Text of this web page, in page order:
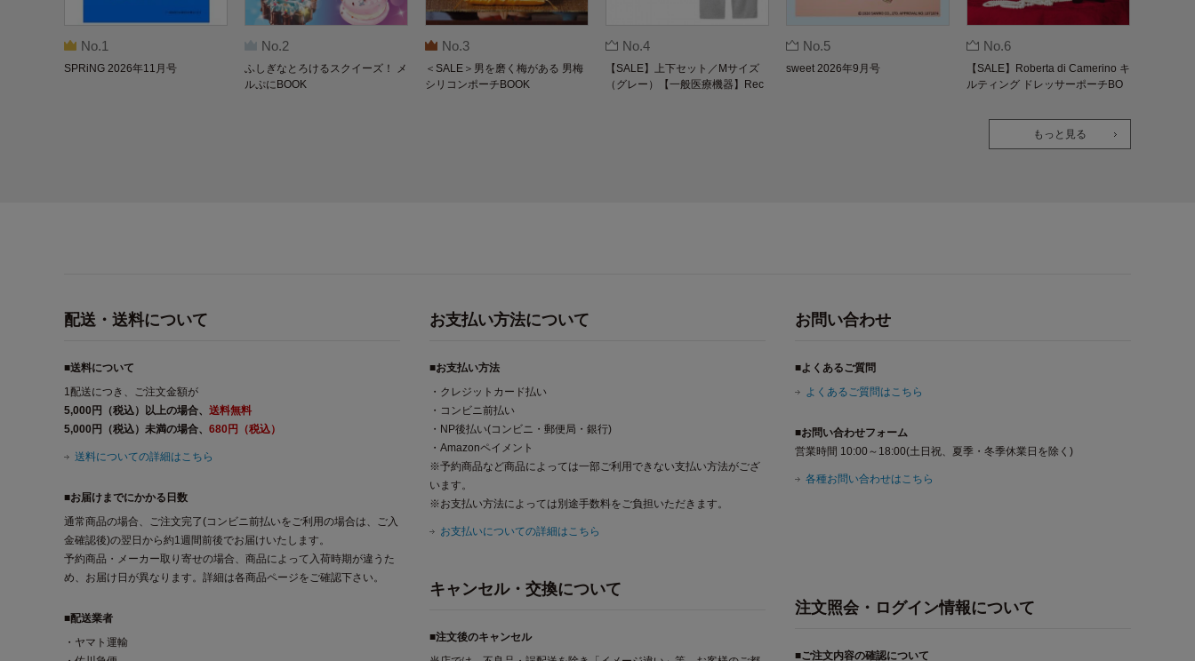
No.1
SPRiNG 2026年11月号
No.2
ふしぎなとろけるスクイーズ！ メ
ルぷにBOOK
No.3
＜SALE＞男を磨く梅がある 男梅
シリコンポーチBOOK
No.4
【SALE】上下セット／Mサイズ
（グレー）【一般医療機器】Rec
No.5
sweet 2026年9月号
No.6
【SALE】Roberta di Camerino キ
ルティング ドレッサーポーチBO
もっと見る
配送・送料について
■送料について
1配送につき、ご注文金額が
5,000円（税込）以上の場合、 送料無料
5,000円（税込）未満の場合、 680円（税込）
送料についての詳細はこちら
■お届けまでにかかる日数
通常商品の場合、ご注文完了(コンビニ前払いをご利用の場合は、ご入
金確認後)の翌日から約1週間前後でお届けいたします。
予約商品・メーカー取り寄せの場合、商品によって入荷時期が違うた
め、お届け日が異なります。詳細は各商品ページをご確認下さい。
■配送業者
・ヤマト運輸
お支払い方法について
■お支払い方法
・クレジットカード払い
・コンビニ前払い
・NP後払い(コンビニ・郵便局・銀行)
・Amazonペイメント
※予約商品など商品によっては一部ご利用できない支払い方法がござ
います。
※お支払い方法によっては別途手数料をご負担いただきます。
お支払いについての詳細はこちら
キャンセル・交換について
■注文後のキャンセル
お問い合わせ
■よくあるご質問
よくあるご質問はこちら
■お問い合わせフォーム
営業時間 10:00～18:00(土日祝、夏季・冬季休業日を除く)
各種お問い合わせはこちら
注文照会・ログイン情報について
■ご注文内容の確認について